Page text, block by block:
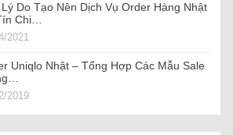
Do Tạo Nên Dịch Vụ Order Hàng Nhật
Chi…
2021
Uniqlo Nhật – Tổng Hợp Các Mẫu Sale
2019